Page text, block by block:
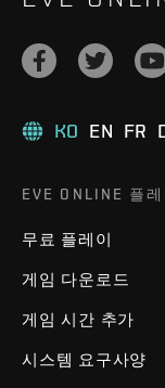
KO EN FR
EVE ONLINE 플레
무료 플레이
게임 다운로드
게임 시간 추가
시스템 요구사양